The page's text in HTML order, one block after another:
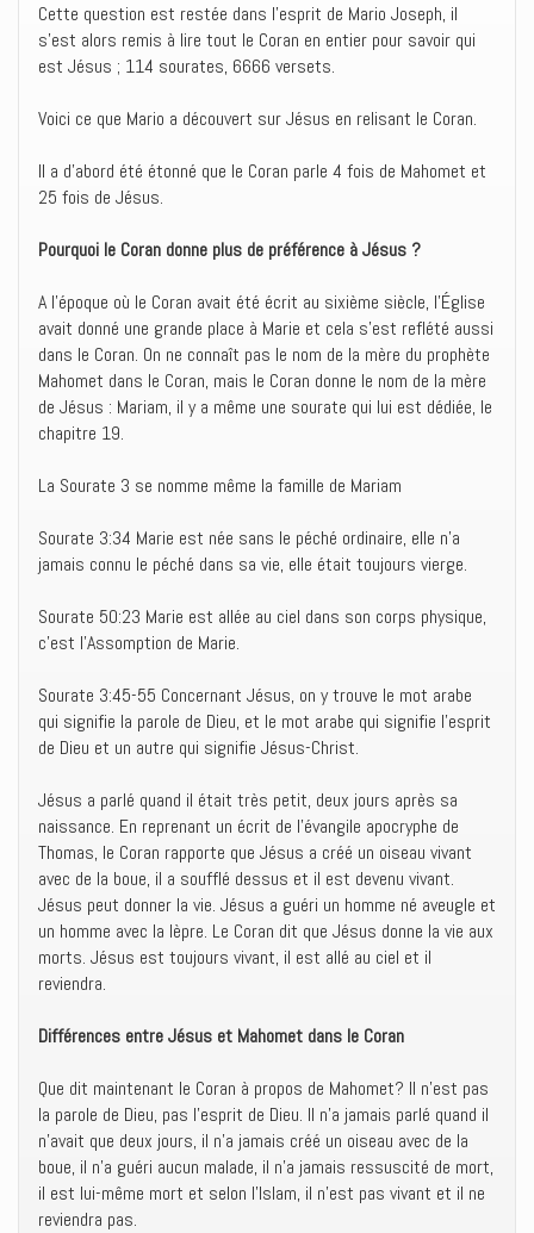
Cette question est restée dans l’esprit de Mario Joseph, il
s’est alors remis à lire tout le Coran en entier pour savoir qui
est Jésus ; 114 sourates, 6666 versets.
Voici ce que Mario a découvert sur Jésus en relisant le Coran.
Il a d’abord été étonné que le Coran parle 4 fois de Mahomet et
25 fois de Jésus.
Pourquoi le Coran donne plus de préférence à Jésus ?
A l’époque où le Coran avait été écrit au sixième siècle, l’Église
avait donné une grande place à Marie et cela s’est reflété aussi
dans le Coran. On ne connaît pas le nom de la mère du prophète
Mahomet dans le Coran, mais le Coran donne le nom de la mère
de Jésus : Mariam, il y a même une sourate qui lui est dédiée, le
chapitre 19.
La Sourate 3 se nomme même la famille de Mariam
Sourate 3:34 Marie est née sans le péché ordinaire, elle n’a
jamais connu le péché dans sa vie, elle était toujours vierge.
Sourate 50:23 Marie est allée au ciel dans son corps physique,
c’est l’Assomption de Marie.
Sourate 3:45-55 Concernant Jésus, on y trouve le mot arabe
qui signifie la parole de Dieu, et le mot arabe qui signifie l’esprit
de Dieu et un autre qui signifie Jésus-Christ.
Jésus a parlé quand il était très petit, deux jours après sa
naissance. En reprenant un écrit de l’évangile apocryphe de
Thomas, le Coran rapporte que Jésus a créé un oiseau vivant
avec de la boue, il a soufflé dessus et il est devenu vivant.
Jésus peut donner la vie. Jésus a guéri un homme né aveugle et
un homme avec la lèpre. Le Coran dit que Jésus donne la vie aux
morts. Jésus est toujours vivant, il est allé au ciel et il
reviendra.
Différences entre Jésus et Mahomet dans le Coran
Que dit maintenant le Coran à propos de Mahomet? Il n’est pas
la parole de Dieu, pas l’esprit de Dieu. Il n’a jamais parlé quand il
n’avait que deux jours, il n’a jamais créé un oiseau avec de la
boue, il n’a guéri aucun malade, il n’a jamais ressuscité de mort,
il est lui-même mort et selon l’Islam, il n’est pas vivant et il ne
reviendra pas.